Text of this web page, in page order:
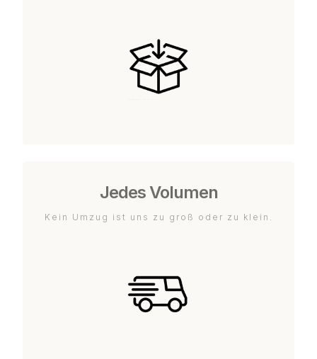
Jedes Volumen
Kein Umzug ist uns zu groß oder zu klein.